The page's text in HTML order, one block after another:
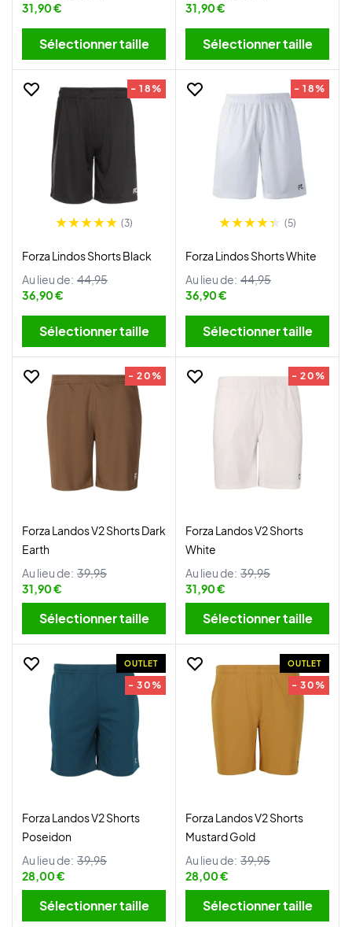
31,90 €
Sélectionner taille
31,90 €
Sélectionner taille
- 18%
(3)
Forza Lindos Shorts Black
Au lieu de: 44,95
36,90 €
Sélectionner taille
- 18%
(5)
Forza Lindos Shorts White
Au lieu de: 44,95
36,90 €
Sélectionner taille
- 20%
Forza Landos V2 Shorts Dark
Earth
Au lieu de: 39,95
31,90 €
Sélectionner taille
- 20%
Forza Landos V2 Shorts
White
Au lieu de: 39,95
31,90 €
Sélectionner taille
OUTLET
- 30%
Forza Landos V2 Shorts
Poseidon
Au lieu de: 39,95
28,00 €
Sélectionner taille
OUTLET
- 30%
Forza Landos V2 Shorts
Mustard Gold
Au lieu de: 39,95
28,00 €
Sélectionner taille